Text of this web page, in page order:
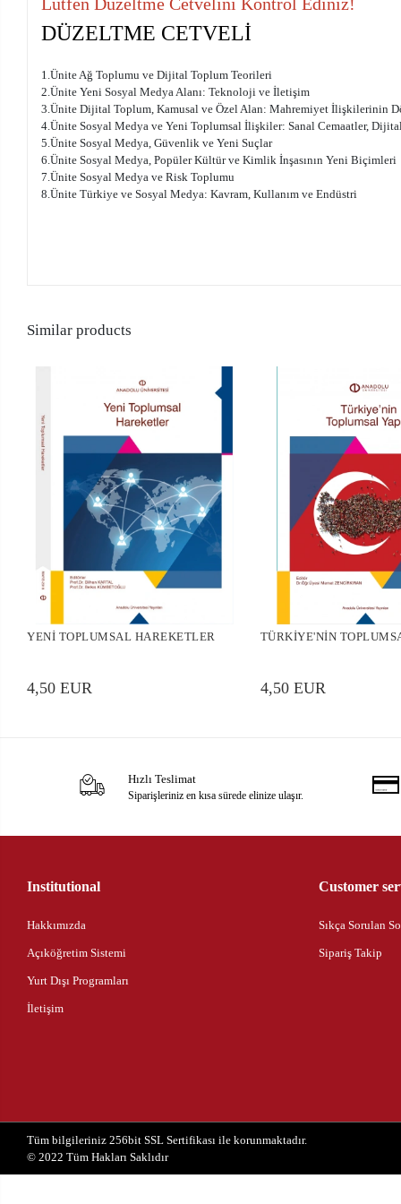
DÜZELTME CETVELİ
1.Ünite Ağ Toplumu ve Dijital Toplum Teorileri
2.Ünite Yeni Sosyal Medya Alanı: Teknoloji ve İletişim
3.Ünite Dijital Toplum, Kamusal ve Özel Alan: Mahremiyet İlişkilerinin
4.Ünite Sosyal Medya ve Yeni Toplumsal İlişkiler: Sanal Cemaatler,
5.Ünite Sosyal Medya, Güvenlik ve Yeni Suçlar
6.Ünite Sosyal Medya, Popüler Kültür ve Kimlik İnşasının Yeni Biçimleri
7.Ünite Sosyal Medya ve Risk Toplumu
8.Ünite Türkiye ve Sosyal Medya: Kavram, Kullanım ve Endüstri
Similar products
YENİ TOPLUMSAL HAREKETLER
4,50 EUR
TÜRKİYE'NİN
4,50 EUR
Hızlı Teslimat
Siparişleriniz en kısa sürede elinize ulaşır.
Institutional
Hakkımızda
Açıköğretim Sistemi
Yurt Dışı Programları
İletişim
Customer
Sıkça Sorulan
Sipariş Takip
Tüm bilgileriniz 256bit SSL Sertifikası ile korunmaktadır.
© 2022Tüm Hakları Saklıdır